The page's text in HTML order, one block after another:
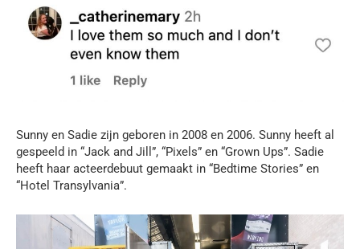
Sunny en Sadie zijn geboren in 2008 en 2006. Sunny heeft al
gespeeld in “Jack and Jill”, “Pixels” en “Grown Ups”. Sadie
heeft haar acteerdebuut gemaakt in “Bedtime Stories” en
“Hotel Transylvania”.